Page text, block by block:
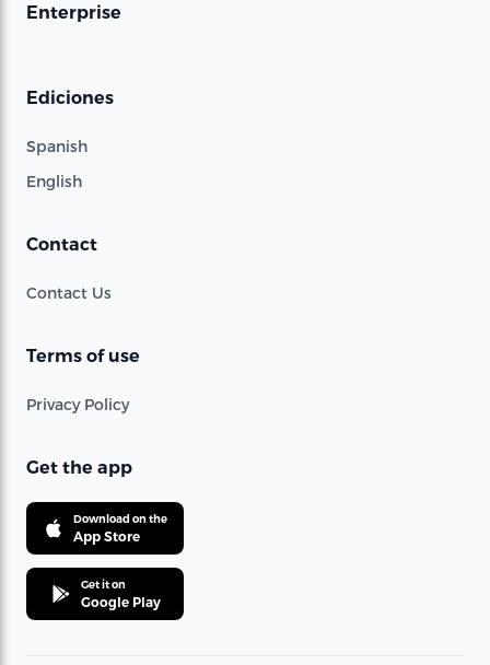
Enterprise
Ediciones
Spanish
English
Contact
Contact Us
Terms of use
Privacy Policy
Get the app
Download on the
App Store
Get it on
Google Play